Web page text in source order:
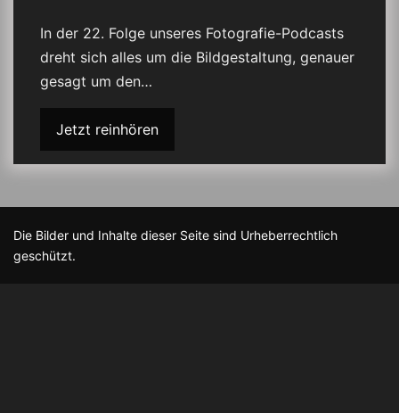
In der 22. Folge unseres Fotografie-Podcasts
dreht sich alles um die Bildgestaltung, genauer
gesagt um den…
Jetzt reinhören
Die Bilder und Inhalte dieser Seite sind Urheberrechtlich
geschützt.